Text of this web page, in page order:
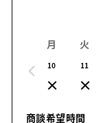
月
10
火
11
商談希望時間